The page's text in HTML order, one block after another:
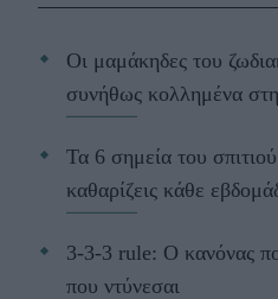
Οι μαμάκηδες του
συνήθως κολλημένα
Τα 6 σημεία του
καθαρίζεις κάθε
3-3-3 rule: Ο κανόνας
που ντύνεσαι